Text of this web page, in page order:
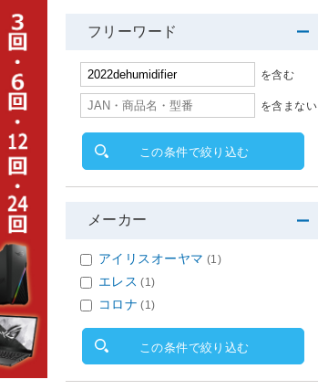
フリーワード
を含む
を含まない
この条件で絞り込む
メーカー
アイリスオーヤマ (1)
エレス (1)
コロナ (1)
この条件で絞り込む